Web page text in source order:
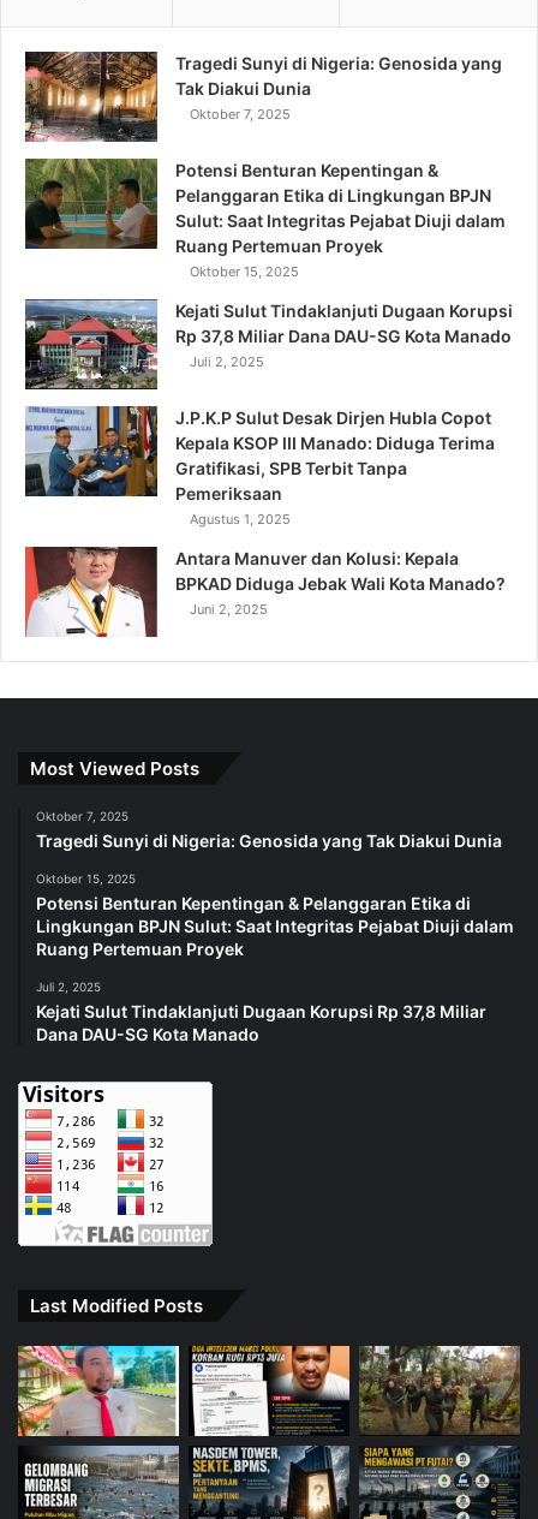
Tragedi Sunyi di Nigeria: Genosida yang
Tak Diakui Dunia
Oktober 7, 2025
Potensi Benturan Kepentingan &
Pelanggaran Etika di Lingkungan BPJN
Sulut: Saat Integritas Pejabat Diuji dalam
Ruang Pertemuan Proyek
Oktober 15, 2025
Kejati Sulut Tindaklanjuti Dugaan Korupsi
Rp 37,8 Miliar Dana DAU-SG Kota Manado
Juli 2, 2025
J.P.K.P Sulut Desak Dirjen Hubla Copot
Kepala KSOP III Manado: Diduga Terima
Gratifikasi, SPB Terbit Tanpa
Pemeriksaan
Agustus 1, 2025
Antara Manuver dan Kolusi: Kepala
BPKAD Diduga Jebak Wali Kota Manado?
Juni 2, 2025
Most Viewed Posts
Oktober 7, 2025
Tragedi Sunyi di Nigeria: Genosida yang Tak Diakui Dunia
Oktober 15, 2025
Potensi Benturan Kepentingan & Pelanggaran Etika di
Lingkungan BPJN Sulut: Saat Integritas Pejabat Diuji dalam
Ruang Pertemuan Proyek
Juli 2, 2025
Kejati Sulut Tindaklanjuti Dugaan Korupsi Rp 37,8 Miliar
Dana DAU-SG Kota Manado
Last Modified Posts